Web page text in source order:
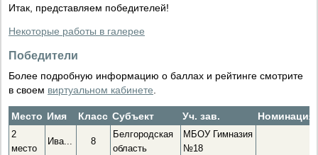
Итак, представляем победителей!
Некоторые работы в галерее
Победители
Более подробную информацию о баллах и рейтинге смотрите
в своем виртуальном кабинете.
Место Имя Класс Субъект Уч. зав. Номинация
2
место
Ива... 8
Белгородская
область
МБОУ Гимназия
№18